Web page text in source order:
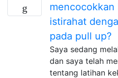
istirahat
pada pull up?
Saya sedang
dan saya telah
tentang latihan